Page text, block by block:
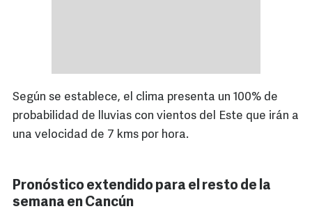
Según se establece, el clima presenta un 100% de
probabilidad de lluvias con vientos del Este que irán a
una velocidad de 7 kms por hora.
Pronóstico extendido para el resto de la
semana en Cancún